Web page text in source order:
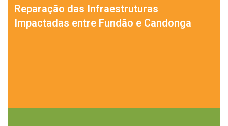
Reparação das Infraestruturas
Impactadas entre Fundão e Candonga